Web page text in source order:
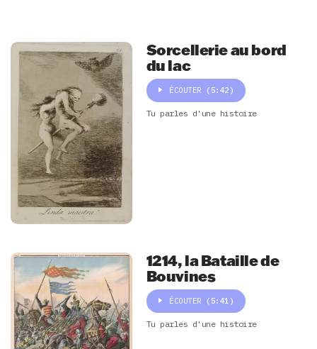
Sorcellerie au bord
du lac
ÉCOUTER (5:42)
Tu parles d'une histoire
1214, la Bataille de
Bouvines
ÉCOUTER (5:41)
Tu parles d'une histoire